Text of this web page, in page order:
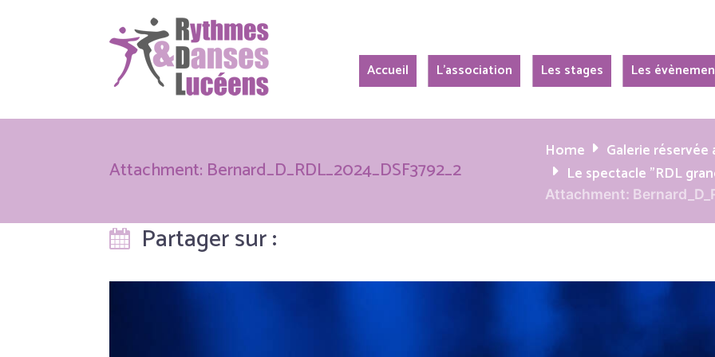
Accueil L’association Les stages Les
Attachment: Bernard_D_RDL_2024_DSF3792_2
Home Galerie
Le spectacle "RDL
Attachment:
Partager sur :